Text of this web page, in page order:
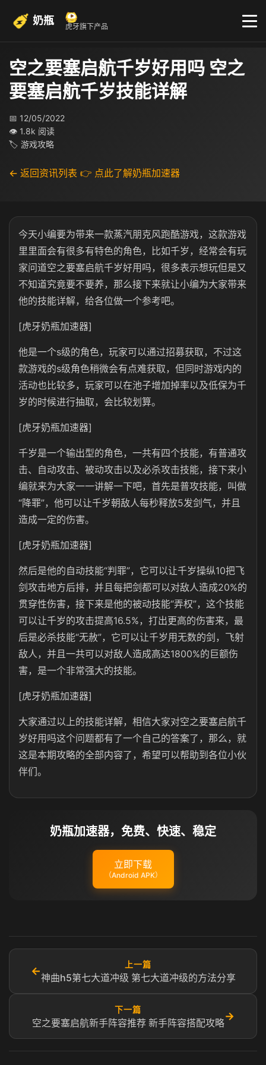
奶瓶 虎牙旗下产品
空之要塞启航千岁好用吗 空之
要塞启航千岁技能详解
📅 12/05/2022
👁 1.8k 阅读
🏷 游戏攻略
← 返回资讯列表 👉 点此了解奶瓶加速器
今天小编要为带来一款蒸汽朋克风跑酷游戏，这款游戏
里里面会有很多有特色的角色，比如千岁，经常会有玩
家问道空之要塞启航千岁好用吗，很多表示想玩但是又
不知道究竟要不要养，那么接下来就让小编为大家带来
他的技能详解，给各位做一个参考吧。
[虎牙奶瓶加速器]
他是一个s级的角色，玩家可以通过招募获取，不过这
款游戏的s级角色稍微会有点难获取，但同时游戏内的
活动也比较多，玩家可以在池子增加掉率以及低保为千
岁的时候进行抽取，会比较划算。
[虎牙奶瓶加速器]
千岁是一个输出型的角色，一共有四个技能，有普通攻
击、自动攻击、被动攻击以及必杀攻击技能，接下来小
编就来为大家一一讲解一下吧，首先是普攻技能，叫做
“降罪”，他可以让千岁朝敌人每秒释放5发剑气，并且
造成一定的伤害。
[虎牙奶瓶加速器]
然后是他的自动技能“判罪”，它可以让千岁操纵10把飞
剑攻击地方后排，并且每把剑都可以对敌人造成20%的
贯穿性伤害，接下来是他的被动技能“弄权”，这个技能
可以让千岁的攻击提高16.5%，打出更高的伤害来，最
后是必杀技能“无赦”，它可以让千岁用无数的剑，飞射
敌人，并且一共可以对敌人造成高达1800%的巨额伤
害，是一个非常强大的技能。
[虎牙奶瓶加速器]
大家通过以上的技能详解，相信大家对空之要塞启航千
岁好用吗这个问题都有了一个自己的答案了，那么，就
这是本期攻略的全部内容了，希望可以帮助到各位小伙
伴们。
奶瓶加速器，免费、快速、稳定
立即下载
（Android APK）
←
上一篇
神曲h5第七大道冲级 第七大道冲级的方法分享
下一篇
空之要塞启航新手阵容推荐 新手阵容搭配攻略
→